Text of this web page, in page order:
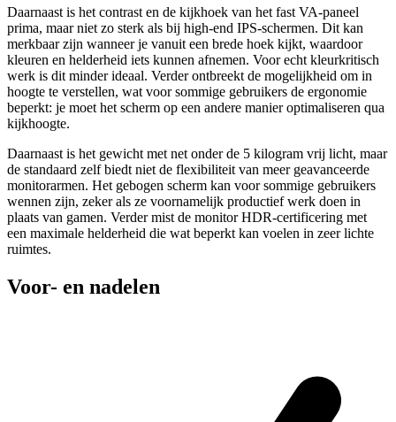
Daarnaast is het contrast en de kijkhoek van het fast VA-paneel
prima, maar niet zo sterk als bij high-end IPS-schermen. Dit kan
merkbaar zijn wanneer je vanuit een brede hoek kijkt, waardoor
kleuren en helderheid iets kunnen afnemen. Voor echt kleurkritisch
werk is dit minder ideaal. Verder ontbreekt de mogelijkheid om in
hoogte te verstellen, wat voor sommige gebruikers de ergonomie
beperkt: je moet het scherm op een andere manier optimaliseren qua
kijkhoogte.
Daarnaast is het gewicht met net onder de 5 kilogram vrij licht, maar
de standaard zelf biedt niet de flexibiliteit van meer geavanceerde
monitorarmen. Het gebogen scherm kan voor sommige gebruikers
wennen zijn, zeker als ze voornamelijk productief werk doen in
plaats van gamen. Verder mist de monitor HDR-certificering met
een maximale helderheid die wat beperkt kan voelen in zeer lichte
ruimtes.
Voor- en nadelen